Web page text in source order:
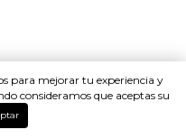
para mejorar tu experiencia y
consideramos que aceptas su